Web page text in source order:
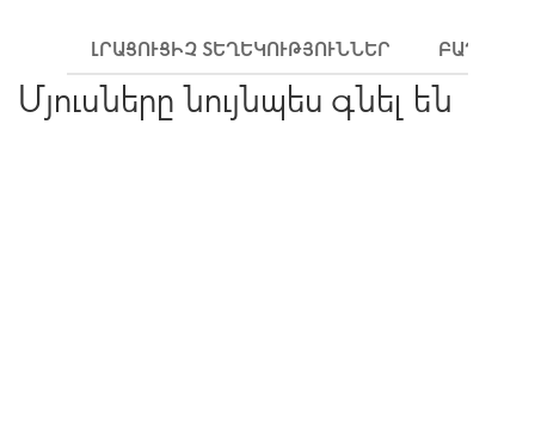
ԼՐԱՑՈՒՑԻՉ ՏԵՂԵԿՈՒԹՅՈՒՆՆԵՐ
Մյուսները նույնպես գնել են